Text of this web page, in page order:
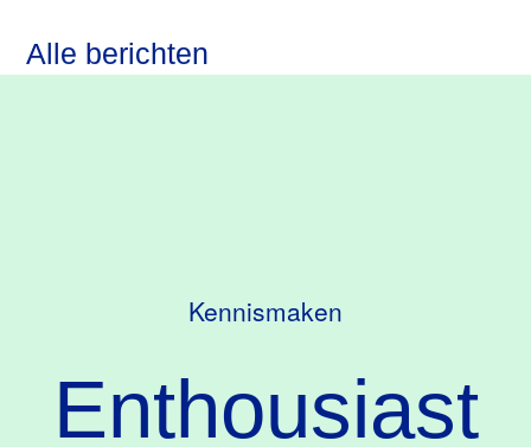
Alle berichten
Kennismaken
Enthousiast